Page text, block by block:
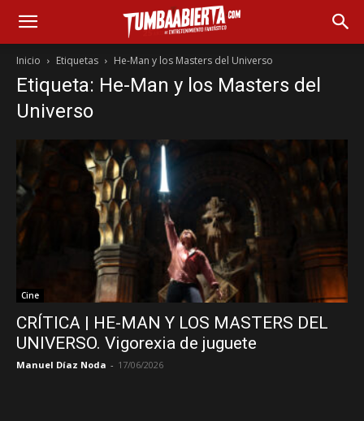
Inicio Etiquetas He-Man y los Masters del Universo
Etiqueta: He-Man y los Masters del
Universo
Cine
CRÍTICA | HE-MAN Y LOS MASTERS DEL
UNIVERSO. Vigorexia de juguete
Manuel Díaz Noda - 17/06/2026